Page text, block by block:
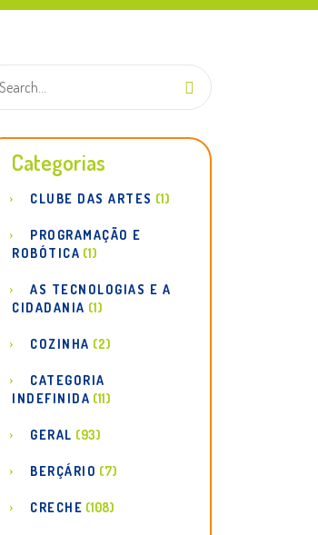
Categorias
CLUBE DAS ARTES (1)
PROGRAMAÇÃO E
ROBÓTICA (1)
AS TECNOLOGIAS E A
CIDADANIA (1)
COZINHA (2)
CATEGORIA
INDEFINIDA (11)
GERAL (93)
BERÇÁRIO (7)
CRECHE (108)